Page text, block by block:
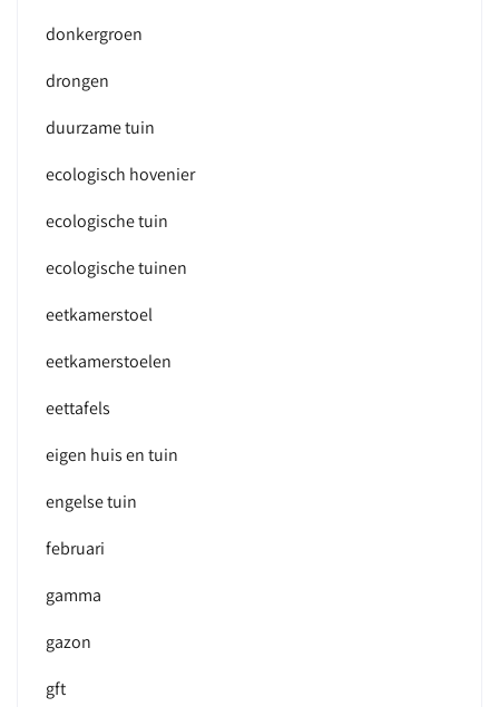
donkergroen
drongen
duurzame tuin
ecologisch hovenier
ecologische tuin
ecologische tuinen
eetkamerstoel
eetkamerstoelen
eettafels
eigen huis en tuin
engelse tuin
februari
gamma
gazon
gft